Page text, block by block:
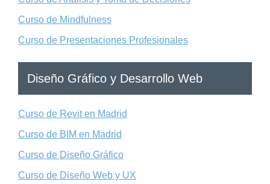
Curso de Mindfulness
Curso de Presentaciones Profesionales
Diseño Gráfico y Desarrollo Web
Curso de Revit en Madrid
Curso de BIM en Madrid
Curso de Diseño Gráfico
Curso de Diseño Web y UX